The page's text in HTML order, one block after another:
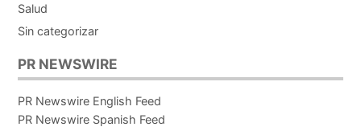
Salud
Sin categorizar
PR NEWSWIRE
PR Newswire English Feed
PR Newswire Spanish Feed